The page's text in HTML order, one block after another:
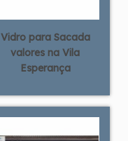
Vidro para Sacada
valores na Vila
Esperança